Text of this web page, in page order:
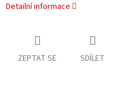
Detailní informace
ZEPTAT SE SDÍLET